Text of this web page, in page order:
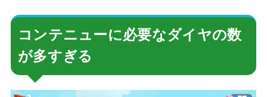
コンテニューに必要なダイヤの数
が多すぎる